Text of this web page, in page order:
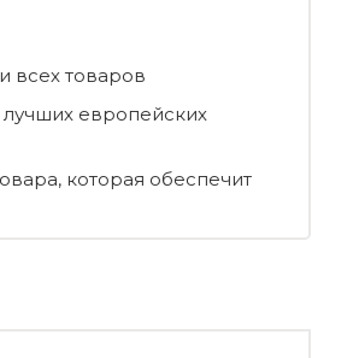
всех товаров
европейских
которая обеспечит